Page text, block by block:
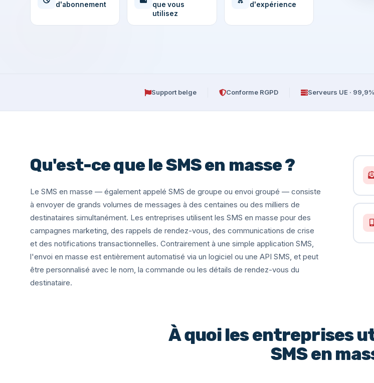
d'abonnement
que vous
utilisez
d'expérience
Support belge Conforme RGPD Serveurs UE ·
Qu'est-ce que le SMS en masse ?
Le SMS en masse — également appelé SMS de groupe ou envoi groupé — consiste
à envoyer de grands volumes de messages à des centaines ou des milliers de
destinataires simultanément. Les entreprises utilisent les SMS en masse pour des
campagnes marketing, des rappels de rendez-vous, des communications de crise
et des notifications transactionnelles. Contrairement à une simple application SMS,
l'envoi en masse est entièrement automatisé via un logiciel ou une API SMS, et peut
être personnalisé avec le nom, la commande ou les détails de rendez-vous du
destinataire.
À quoi les entreprises
SMS en